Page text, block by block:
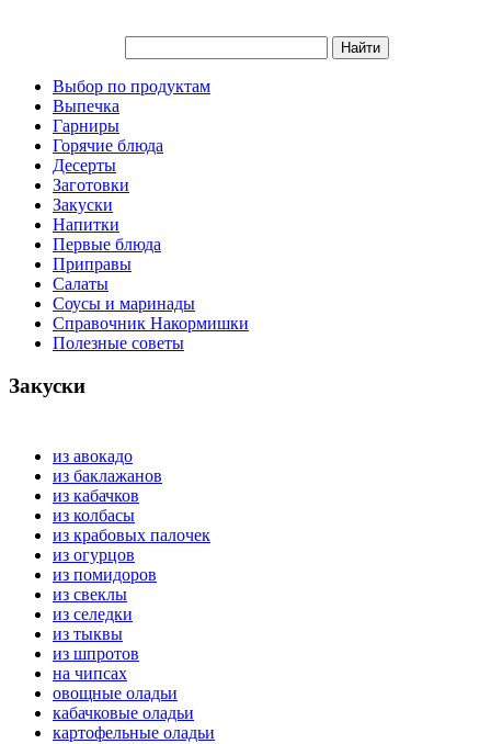
Выбор по продуктам
Выпечка
Гарниры
Горячие блюда
Десерты
Заготовки
Закуски
Напитки
Первые блюда
Приправы
Салаты
Соусы и маринады
Справочник Накормишки
Полезные советы
Закуски
из авокадо
из баклажанов
из кабачков
из колбасы
из крабовых палочек
из огурцов
из помидоров
из свеклы
из селедки
из тыквы
из шпротов
на чипсах
овощные оладьи
кабачковые оладьи
картофельные оладьи